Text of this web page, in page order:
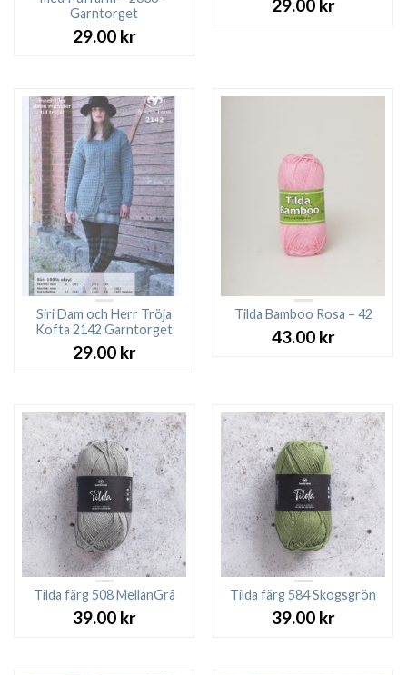
Garntorget
29.00 kr
29.00 kr
Siri Dam och Herr Tröja
Kofta 2142 Garntorget
29.00 kr
Tilda Bamboo Rosa – 42
43.00 kr
Tilda färg 508 MellanGrå
39.00 kr
Tilda färg 584 Skogsgrön
39.00 kr